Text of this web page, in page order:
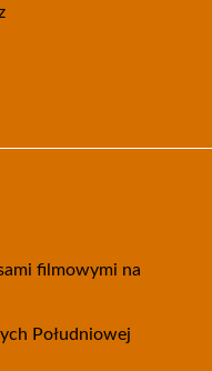
filmowymi na
Południowej